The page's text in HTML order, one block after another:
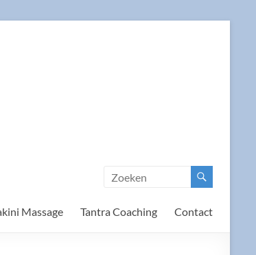
Massage Tantra Coaching Contact